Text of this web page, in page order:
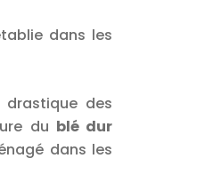
dans les
des
du blé dur
dans les